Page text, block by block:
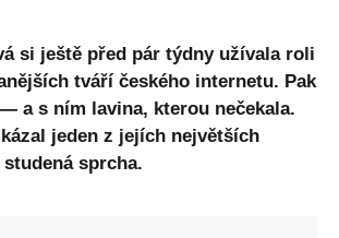
si ještě před pár týdny užívala roli
tváří českého internetu. Pak
a s ním lavina, kterou nečekala.
jeden z jejích největších
sprcha.